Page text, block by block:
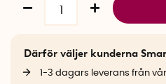
Därför väljer kunderna
1-3 dagars leverans från